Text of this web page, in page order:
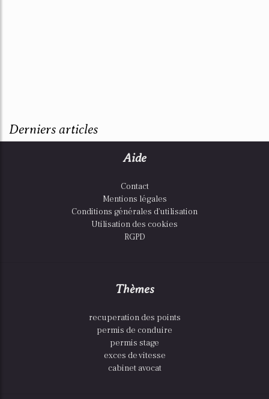
Derniers articles
Aide
Contact
Mentions légales
Conditions générales d'utilisation
Utilisation des cookies
RGPD
Thèmes
recuperation des points
permis de conduire
permis stage
exces de vitesse
cabinet avocat